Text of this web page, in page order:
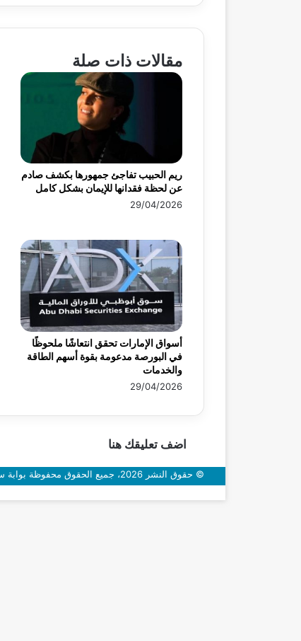
مقالات ذات صلة
ريم الحبيب تفاجئ جمهورها بكشف صادم
عن لحظة فقدانها للإيمان بشكل كامل
29/04/2026
أسواق الإمارات تحقق انتعاشًا ملحوظًا
في البورصة مدعومة بقوة أسهم الطاقة
والخدمات
29/04/2026
اضف تعليقك هنا
© حقوق النشر 2026، جميع الحقوق محفوظة بوابة سعودي اون